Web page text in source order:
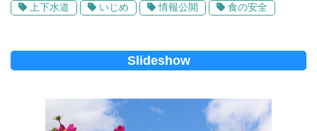
上下水道
いじめ 情報公開 食の安全
Slideshow